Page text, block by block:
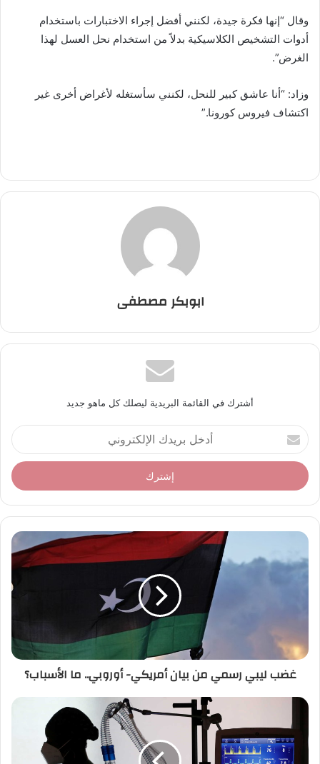
وقال “إنها فكرة جيدة، لكنني أفضل إجراء الاختبارات باستخدام
أدوات التشخيص الكلاسيكية بدلاً من استخدام نحل العسل لهذا
الغرض”.
وزاد: “أنا عاشق كبير للنحل، لكنني سأستغله لأغراض أخرى غير
اكتشاف فيروس كورونا.”
ابوبكر مصطفى
أشترك في القائمة البريدية ليصلك كل ماهو جديد
أ
د
خ
ل
ر
د
ر
ي
غضب ليبي رسمي من بيان أمريكي- أوروبي.. ما الأسباب؟